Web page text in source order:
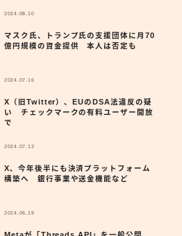
2024.08.10
マスク氏、トランプ氏の支援団体に月70
億円規模の資金提供 本人は否定も
2024.07.16
X（旧Twitter）、EUのDSA法違反の疑
い チェックマークの有料ユーザー開放
で
2024.07.12
X、今年後半にも決済プラットフォーム
構築へ 銀行事業や送金機能など
2024.06.19